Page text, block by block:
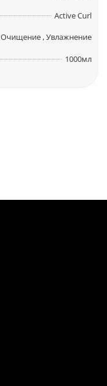
Active Curl
Очищение ,Увлажнение
1000мл